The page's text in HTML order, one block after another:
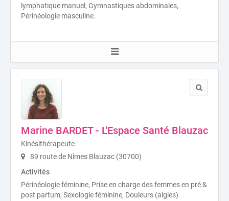
lymphatique manuel, Gymnastiques abdominales,
Périnéologie masculine.
Marine BARDET - L'Espace Santé Blauzac
Kinésithérapeute
89 route de Nîmes Blauzac (30700)
Activités
Périnéologie féminine, Prise en charge des femmes en pré &
post partum, Sexologie féminine, Douleurs (algies)